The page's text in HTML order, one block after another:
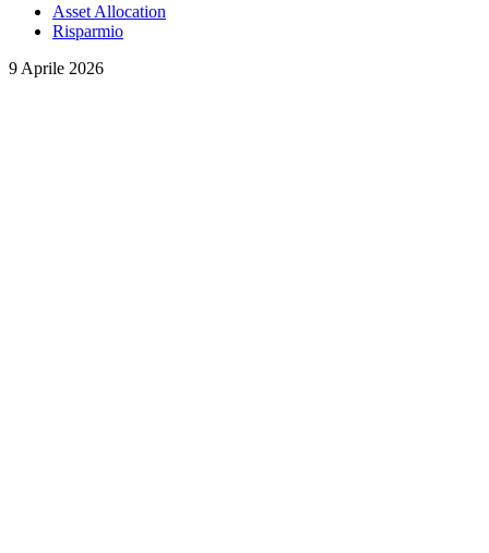
Asset Allocation
Risparmio
9 Aprile 2026